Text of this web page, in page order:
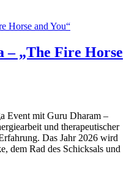
– „The Fire Horse
Event mit Guru Dharam –
und therapeutischer
Das Jahr 2026 wird
dem Rad des Schicksals und